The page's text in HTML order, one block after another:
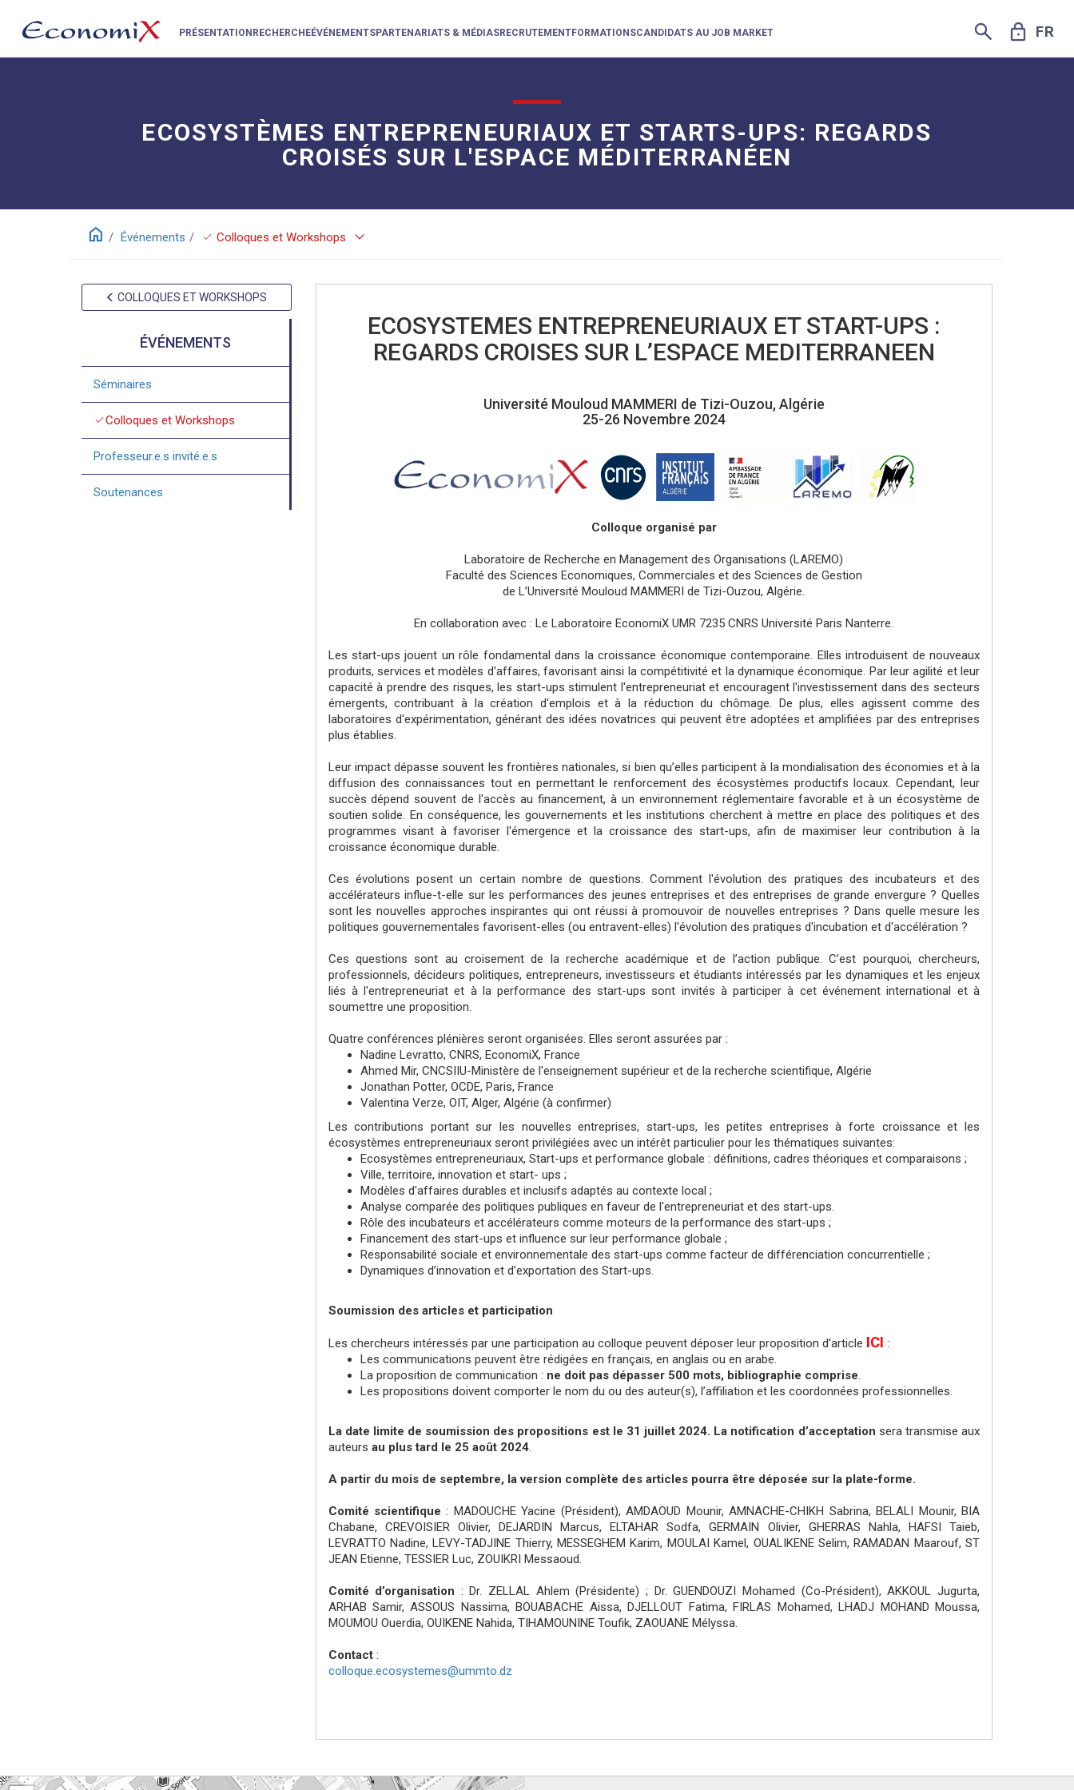
PRÉSENTATIONRECHERCHEÉVÉNEMENTSPARTENARIATS & MÉDIASRECRUTEMENTFORMATIONSCANDIDATS AU JOB MARKET SEARCH LOCK FR
ECOSYSTÈMES ENTREPRENEURIAUX ET STARTS-UPS: REGARDS
CROISÉS SUR L'ESPACE MÉDITERRANÉEN
home Événements check Colloques et Workshops keyboard_arrow_down
COLLOQUES ET WORKSHOPS
ÉVÉNEMENTS
Séminaires
checkColloques et Workshops
Professeur.e.s invité.e.s
Soutenances
ECOSYSTEMES ENTREPRENEURIAUX ET START-UPS :
REGARDS CROISES SUR L’ESPACE MEDITERRANEEN
Université Mouloud MAMMERI de Tizi-Ouzou, Algérie
25-26 Novembre 2024
Colloque organisé par
Laboratoire de Recherche en Management des Organisations (LAREMO)
Faculté des Sciences Economiques, Commerciales et des Sciences de Gestion
de L’Université Mouloud MAMMERI de Tizi-Ouzou, Algérie.
En collaboration avec : Le Laboratoire EconomiX UMR 7235 CNRS Université Paris Nanterre.
Les start-ups jouent un rôle fondamental dans la croissance économique contemporaine. Elles introduisent de nouveaux
produits, services et modèles d'affaires, favorisant ainsi la compétitivité et la dynamique économique. Par leur agilité et leur
capacité à prendre des risques, les start-ups stimulent l'entrepreneuriat et encouragent l'investissement dans des secteurs
émergents, contribuant à la création d'emplois et à la réduction du chômage. De plus, elles agissent comme des
laboratoires d'expérimentation, générant des idées novatrices qui peuvent être adoptées et amplifiées par des entreprises
plus établies.
Leur impact dépasse souvent les frontières nationales, si bien qu’elles participent à la mondialisation des économies et à la
diffusion des connaissances tout en permettant le renforcement des écosystèmes productifs locaux. Cependant, leur
succès dépend souvent de l'accès au financement, à un environnement réglementaire favorable et à un écosystème de
soutien solide. En conséquence, les gouvernements et les institutions cherchent à mettre en place des politiques et des
programmes visant à favoriser l'émergence et la croissance des start-ups, afin de maximiser leur contribution à la
croissance économique durable.
Ces évolutions posent un certain nombre de questions. Comment l'évolution des pratiques des incubateurs et des
accélérateurs influe-t-elle sur les performances des jeunes entreprises et des entreprises de grande envergure ? Quelles
sont les nouvelles approches inspirantes qui ont réussi à promouvoir de nouvelles entreprises ? Dans quelle mesure les
politiques gouvernementales favorisent-elles (ou entravent-elles) l'évolution des pratiques d'incubation et d'accélération ?
Ces questions sont au croisement de la recherche académique et de l’action publique. C’est pourquoi, chercheurs,
professionnels, décideurs politiques, entrepreneurs, investisseurs et étudiants intéressés par les dynamiques et les enjeux
liés à l'entrepreneuriat et à la performance des start-ups sont invités à participer à cet événement international et à
soumettre une proposition.
Quatre conférences plénières seront organisées. Elles seront assurées par :
Nadine Levratto, CNRS, EconomiX, France
Ahmed Mir, CNCSIIU-Ministère de l'enseignement supérieur et de la recherche scientifique, Algérie
Jonathan Potter, OCDE, Paris, France
Valentina Verze, OIT, Alger, Algérie (à confirmer)
Les contributions portant sur les nouvelles entreprises, start-ups, les petites entreprises à forte croissance et les
écosystèmes entrepreneuriaux seront privilégiées avec un intérêt particulier pour les thématiques suivantes:
Ecosystèmes entrepreneuriaux, Start-ups et performance globale : définitions, cadres théoriques et comparaisons ;
Ville, territoire, innovation et start- ups ;
Modèles d'affaires durables et inclusifs adaptés au contexte local ;
Analyse comparée des politiques publiques en faveur de l'entrepreneuriat et des start-ups.
Rôle des incubateurs et accélérateurs comme moteurs de la performance des start-ups ;
Financement des start-ups et influence sur leur performance globale ;
Responsabilité sociale et environnementale des start-ups comme facteur de différenciation concurrentielle ;
Dynamiques d’innovation et d’exportation des Start-ups.
Soumission des articles et participation
Les chercheurs intéressés par une participation au colloque peuvent déposer leur proposition d’article ICI :
Les communications peuvent être rédigées en français, en anglais ou en arabe.
La proposition de communication : ne doit pas dépasser 500 mots, bibliographie comprise.
Les propositions doivent comporter le nom du ou des auteur(s), l’affiliation et les coordonnées professionnelles.
La date limite de soumission des propositions est le 31 juillet 2024. La notification d’acceptation sera transmise aux
auteurs au plus tard le 25 août 2024.
A partir du mois de septembre, la version complète des articles pourra être déposée sur la plate-forme.
Comité scientifique : MADOUCHE Yacine (Président), AMDAOUD Mounir, AMNACHE-CHIKH Sabrina, BELALI Mounir, BIA
Chabane, CREVOISIER Olivier, DEJARDIN Marcus, ELTAHAR Sodfa, GERMAIN Olivier, GHERRAS Nahla, HAFSI Taieb,
LEVRATTO Nadine, LEVY-TADJINE Thierry, MESSEGHEM Karim, MOULAI Kamel, OUALIKENE Selim, RAMADAN Maarouf, ST
JEAN Etienne, TESSIER Luc, ZOUIKRI Messaoud.
Comité d’organisation : Dr. ZELLAL Ahlem (Présidente) ; Dr. GUENDOUZI Mohamed (Co-Président), AKKOUL Jugurta,
ARHAB Samir, ASSOUS Nassima, BOUABACHE Aissa, DJELLOUT Fatima, FIRLAS Mohamed, LHADJ MOHAND Moussa,
MOUMOU Ouerdia, OUIKENE Nahida, TIHAMOUNINE Toufik, ZAOUANE Mélyssa.
Contact:
colloque.ecosystemes@ummto.dz